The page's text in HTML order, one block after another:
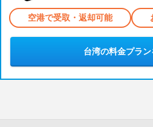
空港で受取・返却可能
台湾の料金プラン